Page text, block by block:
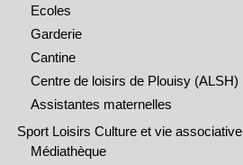
Ecoles
Garderie
Cantine
Centre de loisirs de Plouisy (ALSH)
Assistantes maternelles
Sport Loisirs Culture et vie associative
Médiathèque